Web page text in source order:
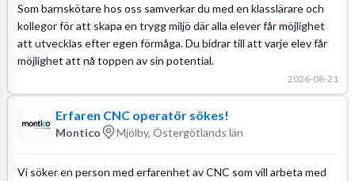
Som barnskötare hos oss samverkar du med en klasslärare och
kollegor för att skapa en trygg miljö där alla elever får möjlighet
att utvecklas efter egen förmåga. Du bidrar till att varje elev får
möjlighet att nå toppen av sin potential.
2026-08-21
Erfaren CNC operatör sökes!
Montico Mjölby, Östergötlands län
Vi söker en person med erfarenhet av CNC som vill arbeta med